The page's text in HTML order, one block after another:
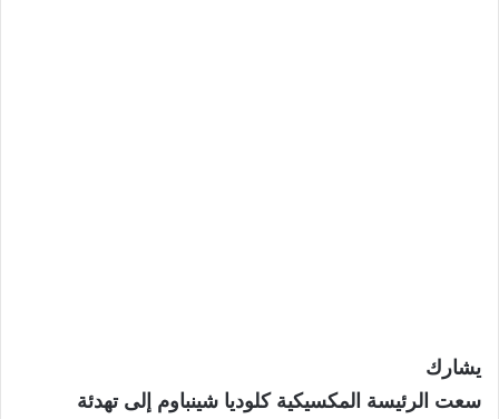
يشارك
سعت الرئيسة المكسيكية كلوديا شينباوم إلى تهدئة